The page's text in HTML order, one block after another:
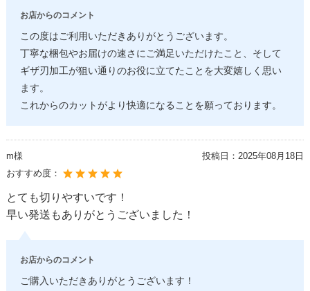
お店からのコメント
この度はご利用いただきありがとうございます。
丁寧な梱包やお届けの速さにご満足いただけたこと、そして
ギザ刃加工が狙い通りのお役に立てたことを大変嬉しく思い
ます。
これからのカットがより快適になることを願っております。
m様 投稿日： 2025年08月18日
おすすめ度：
とても切りやすいです！
早い発送もありがとうございました！
お店からのコメント
ご購入いただきありがとうございます！